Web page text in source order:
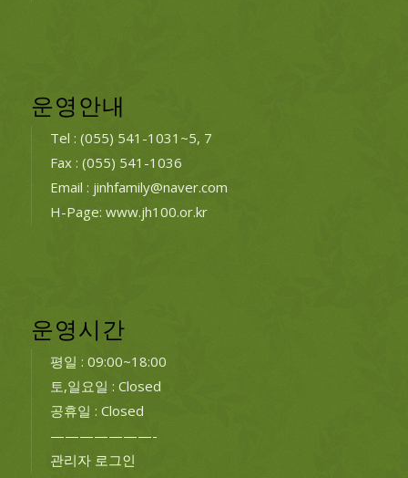
운영안내
Tel : (055) 541-1031~5, 7
Fax : (055) 541-1036
Email : jinhfamily@naver.com
H-Page: www.jh100.or.kr
운영시간
평일 : 09:00~18:00
토,일요일 : Closed
공휴일 : Closed
———————-
관리자 로그인